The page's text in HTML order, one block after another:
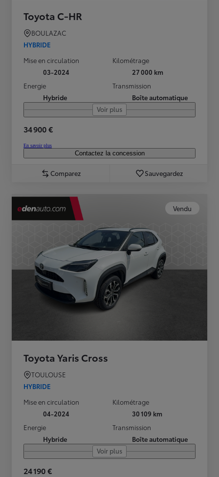
Toyota C-HR
BOULAZAC
HYBRIDE
Mise en circulation
03-2024
Kilométrage
27 000 km
Energie
Hybride
Transmission
Boîte automatique
Voir plus
34 900 €
En savoir plus
Contactez la concession
Comparez Sauvegardez
Vendu
Toyota Yaris Cross
TOULOUSE
HYBRIDE
Mise en circulation
04-2024
Kilométrage
30 109 km
Energie
Hybride
Transmission
Boîte automatique
Voir plus
24 190 €